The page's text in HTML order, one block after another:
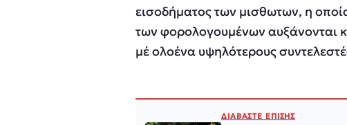
εισοδήματος των μισθωτων, η
των φορολογουμένων αυξάνονται
μέ ολοένα υψηλότερους
ΔΙΑΒΑΣΤΕ ΕΠΙΣΗΣ